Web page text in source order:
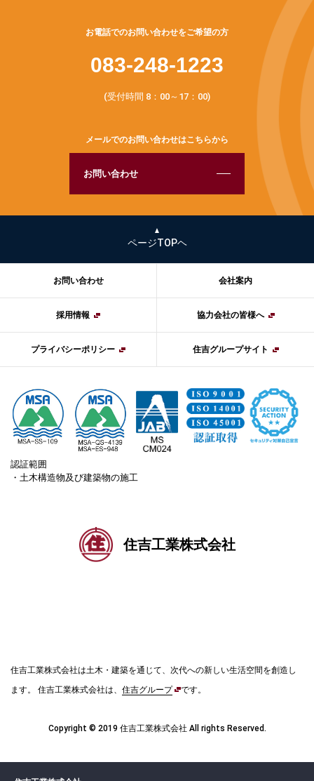
お電話でのお問い合わせをご希望の方
083-248-1223
(受付時間 8：00～17：00)
メールでのお問い合わせはこちらから
お問い合わせ
ページTOPヘ
お問い合わせ 会社案内
採用情報 協力会社の皆様へ
プライバシーポリシー 住吉グループサイト
認証範囲
・土木構造物及び建築物の施工
住吉工業株式会社
住吉工業株式会社は土木・建築を通じて、次代への新しい生活空間を創造し
ます。
住吉工業株式会社は、 住吉グループです。
Copyright © 2019 住吉工業株式会社 All rights Reserved.